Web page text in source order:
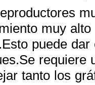
muy
puede
requiere
tanto los